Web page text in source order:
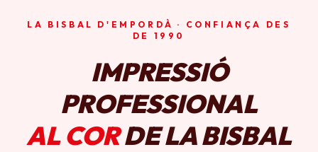
HORARI
LA BISBAL D'EMPORDÀ · CONFIANÇA DES
DE 1990
IMPRESSIÓ
PROFESSIONAL
AL CORDE LA BISBAL